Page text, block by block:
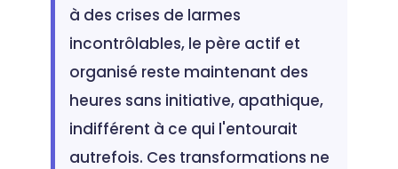
à des crises de larmes
incontrôlables, le père actif et
organisé reste maintenant des
heures sans initiative, apathique,
indifférent à ce qui l'entourait
autrefois. Ces transformations ne